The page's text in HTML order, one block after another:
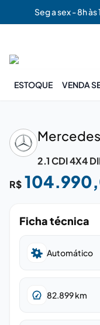
Seg a sex - 8h às
ESTOQUE VENDA
Mercedes
2.1 CDI 4X4
R$
Ficha técnica
Automático
82.899km